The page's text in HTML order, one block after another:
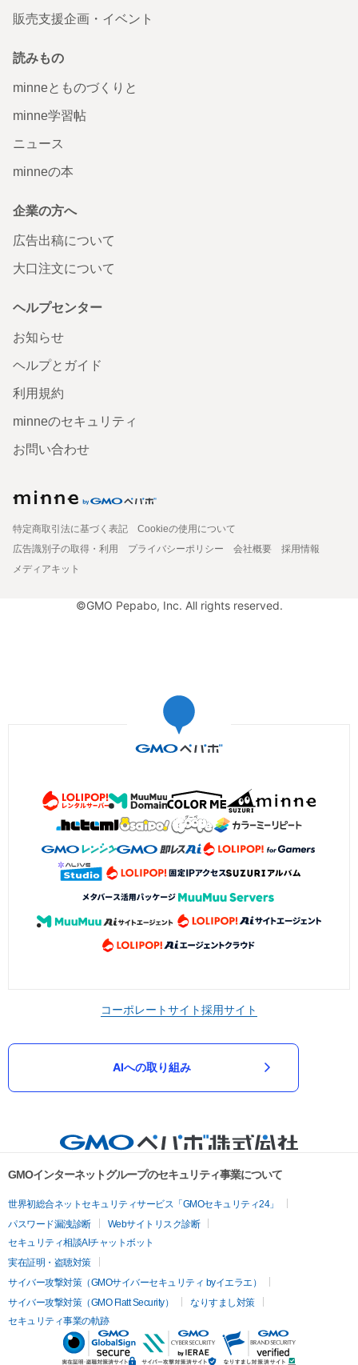
販売支援企画・イベント
読みもの
minneとものづくりと
minne学習帖
ニュース
minneの本
企業の方へ
広告出稿について
大口注文について
ヘルプセンター
お知らせ
ヘルプとガイド
利用規約
minneのセキュリティ
お問い合わせ
特定商取引法に基づく表記
Cookieの使用について
広告識別子の取得・利用
プライバシーポリシー 会社概要
採用情報
メディアキット
©GMO Pepabo, Inc. All rights reserved.
コーポレートサイト採用サイト
AIへの取り組み
GMOインターネットグループのセキュリティ事業について
世界初総合ネットセキュリティサービス「GMOセキュリティ24」
パスワード漏洩診断
Webサイトリスク診断
セキュリティ相談AIチャットボット
実在証明・盗聴対策
サイバー攻撃対策（GMOサイバーセキュリティ byイエラエ）
サイバー攻撃対策（GMO Flatt Security）
なりすまし対策
セキュリティ事業の軌跡